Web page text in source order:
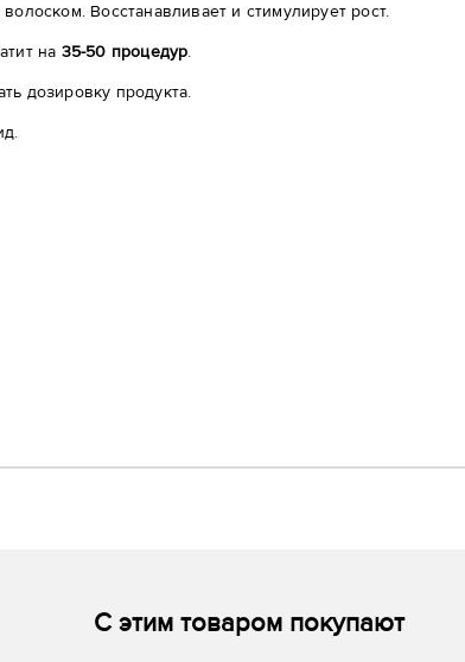
Восстанавливает и стимулирует рост.
на 35-50 процедур.
дозировку продукта.
С этим товаром покупают